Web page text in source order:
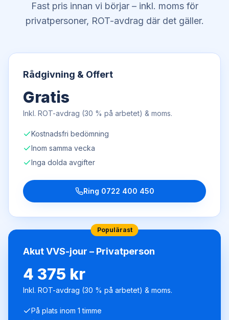
Fast pris innan vi börjar – inkl. moms för
privatpersoner, ROT-avdrag där det gäller.
Rådgivning & Offert
Gratis
Inkl. ROT-avdrag (30 % på arbetet) & moms.
Kostnadsfri bedömning
Inom samma vecka
Inga dolda avgifter
Ring 0722 400 450
Populärast
Akut VVS-jour – Privatperson
4 375 kr
Inkl. ROT-avdrag (30 % på arbetet) & moms.
På plats inom 1 timme